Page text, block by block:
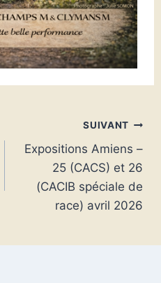
SUIVANT
Expositions Amiens –
25 (CACS) et 26
(CACIB spéciale de
race) avril 2026